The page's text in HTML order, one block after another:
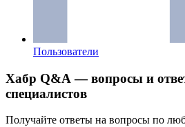
Пользователи
Хабр Q&A — вопросы и
специалистов
Получайте ответы на вопросы по